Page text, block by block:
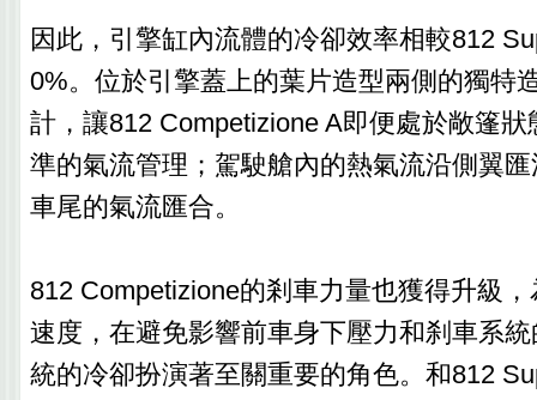
因此，引擎缸內流體的冷卻效率相較812
0%。位於引擎蓋上的葉片造型兩側的獨特
計，讓812 Competizione A即便處於敞篷
準的氣流管理；駕駛艙內的熱氣流沿側翼
車尾的氣流匯合。
812 Competizione的剎車力量也獲得升級
速度，在避免影響前車身下壓力和刹車系
統的冷卻扮演著至關重要的角色。和812